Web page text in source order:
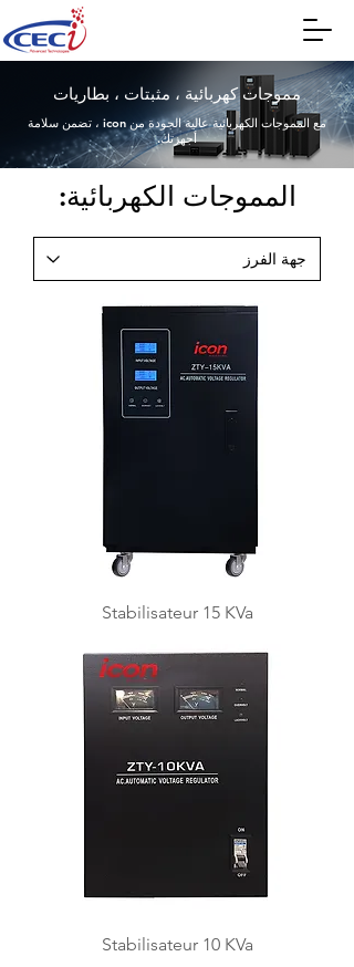
مموجات كهربائية ، مثبتات ، بطاريات
مع المموجات الكهربائية عالية الجودة من icon ، تضمن سلامة
أجهزتك.
المموجات الكهربائية:
Stabilisateur 15 KVa
Stabilisateur 10 KVa